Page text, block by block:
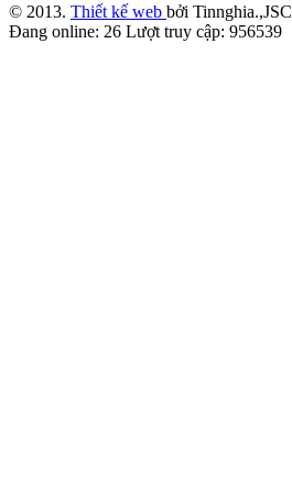
© 2013. Thiết kế web bởi Tinnghia.,JSC
Đang online: 26 Lượt truy cập: 956539